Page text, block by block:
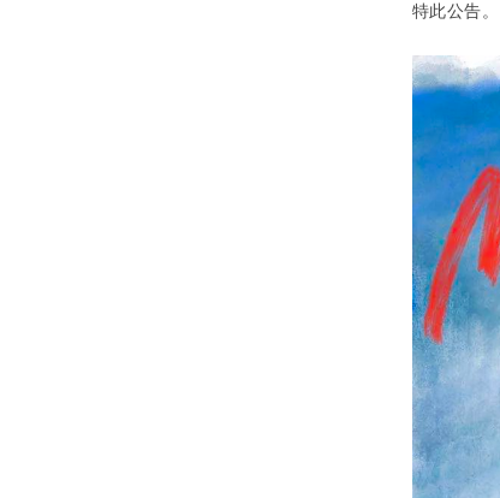
特此公告。